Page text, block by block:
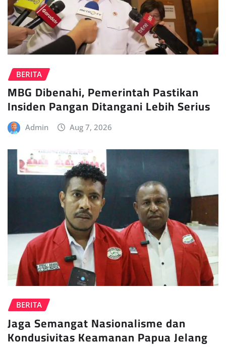
BERITA
MBG Dibenahi, Pemerintah Pastikan
Insiden Pangan Ditangani Lebih Serius
Admin Aug 7, 2026
BERITA
Jaga Semangat Nasionalisme dan
Kondusivitas Keamanan Papua Jelang